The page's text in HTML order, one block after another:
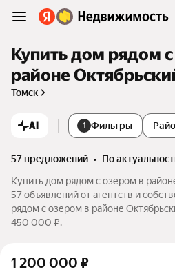
Купить дом рядом
районе
Томск
AI 1 Фильтры
57 предложений •
по
Купить дом рядом с озером в
57 объявлений от агентств и
рядом с озером в районе
450 000 ₽.
1 200 000 ₽